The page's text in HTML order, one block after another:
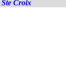
Ste Croix